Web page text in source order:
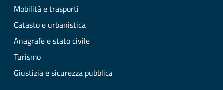
Mobilità e trasporti
Catasto e urbanistica
Anagrafe e stato civile
Turismo
Giustizia e sicurezza pubblica